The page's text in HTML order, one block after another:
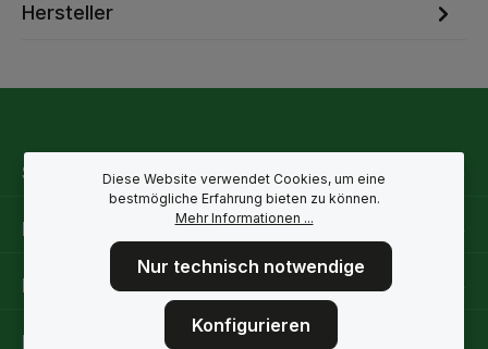
Hersteller
Service-Hotline
Rechtliche Hinweise
Informationen
Folge uns
Diese Website verwendet Cookies, um eine
bestmögliche Erfahrung bieten zu können.
Mehr Informationen ...
Nur technisch notwendige
Konfigurieren